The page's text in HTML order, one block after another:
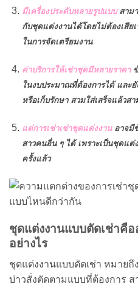
มีเครื่องประดับหลายรูปแบบสามา
กับชุดแต่งงานได้โดยไม่ต้องเสีย
ในการจัดเตรียมงาน
ค่าบริการให้เช่าชุดมีหลายราคาข้
ในงบประมาณที่ต้องการได้ และยั
หรือเก็บรักษา สวมใส่เสร็จแล้วส
แต่การเช่าเช่าชุดแต่งงานอาจมีข้
สาวคนอื่น ๆ ได้ เพราะเป็นชุดแต่ง
ครั้งแล้ว
ชุดแต่งงานแบบตัดเช่าคือ
อย่างไร
ชุดแต่งงานแบบตัดเช่า หมายถึ
บ่าวสั่งตัดตามแบบที่ต้องการ ส